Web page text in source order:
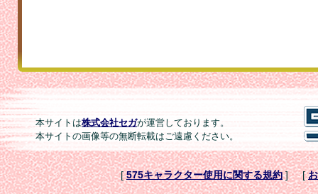
本サイトは株式会社セガが運営しております。
本サイトの画像等の無断転載はご遠慮ください。
[575キャラクター使用に関する規約] [